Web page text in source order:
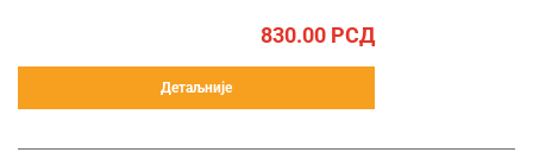
830.00 РСД
Детаљније